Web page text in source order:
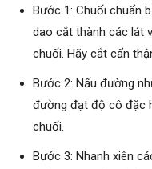
Bước 1: Chuối chuẩn
dao cắt thành các lát
chuối. Hãy cắt cẩn
Bước 2: Nấu đường
đường đạt độ cô đặc
chuối.
Bước 3: Nhanh xiên